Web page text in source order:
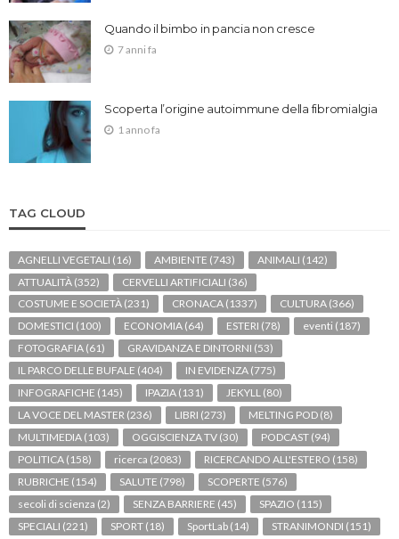
Quando il bimbo in pancia non cresce
7 anni fa
Scoperta l’origine autoimmune della fibromialgia
1 anno fa
TAG CLOUD
AGNELLI VEGETALI (16) AMBIENTE (743) ANIMALI (142)
ATTUALITÀ (352) CERVELLI ARTIFICIALI (36)
COSTUME E SOCIETÀ (231) CRONACA (1337) CULTURA (366)
DOMESTICI (100) ECONOMIA (64) ESTERI (78) eventi (187)
FOTOGRAFIA (61) GRAVIDANZA E DINTORNI (53)
IL PARCO DELLE BUFALE (404) IN EVIDENZA (775)
INFOGRAFICHE (145) IPAZIA (131) JEKYLL (80)
LA VOCE DEL MASTER (236) LIBRI (273) MELTING POD (8)
MULTIMEDIA (103) OGGISCIENZA TV (30) PODCAST (94)
POLITICA (158) ricerca (2083) RICERCANDO ALL'ESTERO (158)
RUBRICHE (154) SALUTE (798) SCOPERTE (576)
secoli di scienza (2) SENZA BARRIERE (45) SPAZIO (115)
SPECIALI (221) SPORT (18) SportLab (14) STRANIMONDI (151)